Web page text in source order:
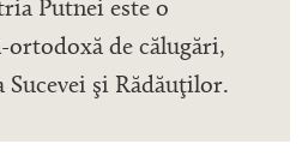
Putnei este o
ortodoxă de călugări,
şi Rădăuţilor.